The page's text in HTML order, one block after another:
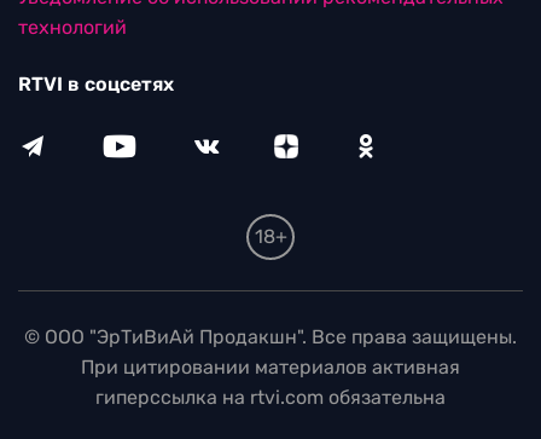
технологий
RTVI в соцсетях
18+
© ООО "ЭрТиВиАй Продакшн". Все права защищены.
При цитировании материалов активная
гиперссылка на rtvi.com обязательна